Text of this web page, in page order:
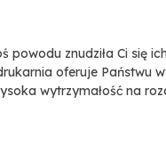
powodu znudziła Ci
oferuje Państwu
wytrzymałość na